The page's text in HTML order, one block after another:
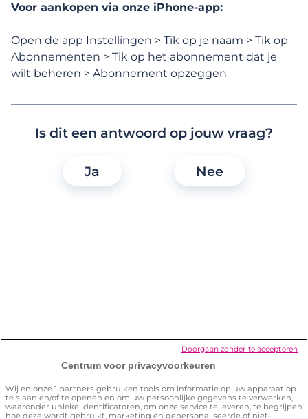
Meestgestelde vragen
nemen?
zonder membership?
Hoe zorg ik ervoor dat ik de site veilig
kan gebruiken?
Voor aankopen via onze iPhone-app:
Open de app Instellingen > Tik op je naam > Tik op
Abonnementen > Tik op het abonnement dat je
wilt beheren > Abonnement opzeggen
Is dit een antwoord op jouw vraag?
Ja Nee
Centrum voor privacyvoorkeuren
Wij en onze 1 partners gebruiken tools om informatie op uw apparaat op
te slaan en/of te openen en om uw persoonlijke gegevens te verwerken,
waaronder unieke identificatoren, om onze service te leveren, te begrijpen
hoe deze wordt gebruikt, marketing en gepersonaliseerde of niet-
Doorgaan zonder te accepteren